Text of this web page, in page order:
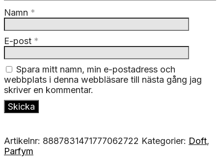
Namn *
E-post *
Spara mitt namn, min e-postadress och
webbplats i denna webbläsare till nästa gång jag
skriver en kommentar.
Artikelnr: 8887831471777062722 Kategorier: Doft,
Parfym